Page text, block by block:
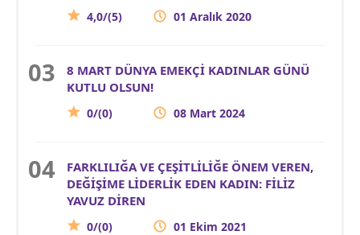
4,0/(5) 01 Aralık 2020
8 MART DÜNYA EMEKÇİ KADINLAR GÜNÜ
KUTLU OLSUN!
0/(0) 08 Mart 2024
FARKLILIĞA VE ÇEŞİTLİLİĞE ÖNEM VEREN,
DEĞİŞİME LİDERLİK EDEN KADIN: FİLİZ
YAVUZ DİREN
0/(0) 01 Ekim 2021